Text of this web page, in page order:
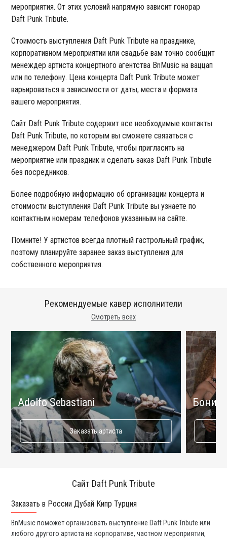
мероприятия. От этих условий напрямую зависит гонорар
Daft Punk Tribute.
Стоимость выступления Daft Punk Tribute на празднике,
корпоративном мероприятии или свадьбе вам точно сообщит
менеждер артиста концертного агентства BnMusic на ваццап
или по телефону. Цена концерта Daft Punk Tribute может
варьироваться в зависимости от даты, места и формата
вашего мероприятия.
Сайт Daft Punk Tribute содержит все необходимые контакты
Daft Punk Tribute, по которым вы сможете связаться с
менеджером Daft Punk Tribute, чтобы пригласить на
мероприятие или праздник и сделать заказ Daft Punk Tribute
без посредников.
Более подробную информацию об организации концерта и
стоимости выступления Daft Punk Tribute вы узнаете по
контактным номерам телефонов указанным на сайте.
Помните! У артистов всегда плотный гастрольный график,
поэтому планируйте заранее заказ выступления для
собственного мероприятия.
Смотреть всех
Рекомендуемые кавер исполнители
Adolfo Sebastiani
Заказать артиста
Бони М
Сайт Daft Punk Tribute
Заказать в России Дубай Кипр Турция
BnMusic поможет организовать выступление Daft Punk Tribute или
любого другого артиста на корпоративе, частном мероприятии,